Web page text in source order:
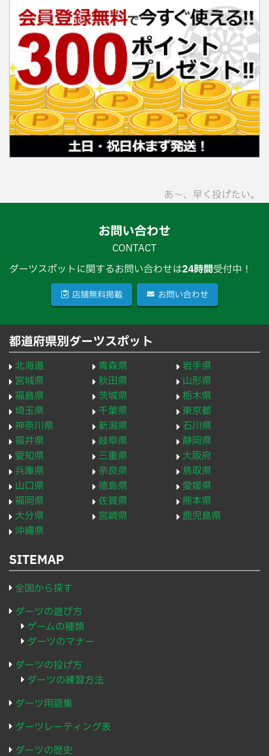
あ〜、早く投げたい。
お問い合わせ
CONTACT
ダーツスポットに関するお問い合わせは24時間受付中！
店舗無料掲載 お問い合わせ
都道府県別ダーツスポット
北海道 青森県
岩手県
宮城県
秋田県
山形県
福島県
茨城県
栃木県
埼玉県
千葉県
東京都
神奈川県
新潟県
石川県
福井県
岐阜県
静岡県
愛知県
三重県
大阪府
兵庫県
奈良県
鳥取県
山口県
徳島県
愛媛県
福岡県
佐賀県
熊本県
大分県
宮崎県
鹿児島県
沖縄県
SITEMAP
全国から探す
ダーツの遊び方
ゲームの種類
ダーツのマナー
ダーツの投げ方
ダーツの練習方法
ダーツ用語集
ダーツレーティング表
ダーツの歴史